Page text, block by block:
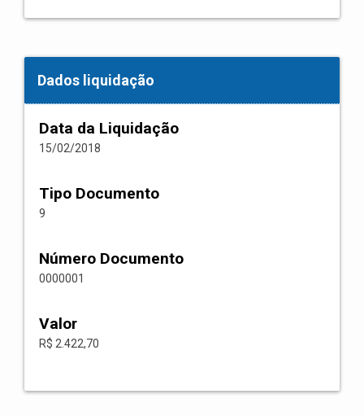
Dados liquidação
Data da Liquidação
15/02/2018
Tipo Documento
9
Número Documento
0000001
Valor
R$ 2.422,70